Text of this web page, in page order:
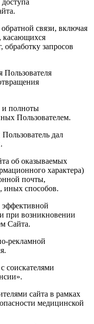
связи, включая
касающихся
обработку запросов
Пользователя
и полноты
Пользователем.
дал
об оказываемых
характера)
почты,
иных способов.
эффективной
при возникновении
Сайта.
рекламной
соискателями
сайта в рамках
медицинской